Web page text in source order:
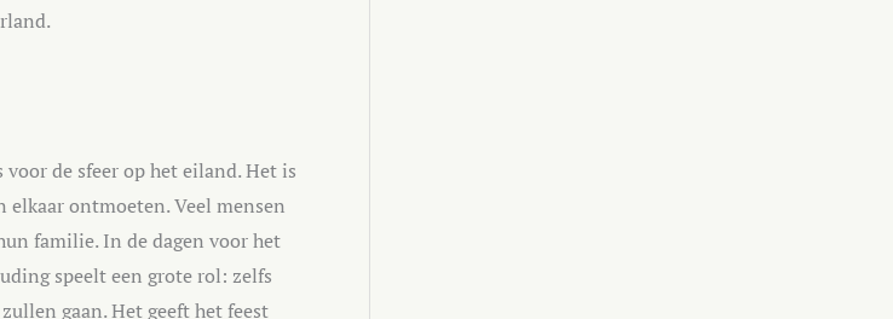
de sfeer op het eiland. Het is
ontmoeten. Veel mensen
familie. In de dagen voor het
speelt een grote rol: zelfs
gaan. Het geeft het feest